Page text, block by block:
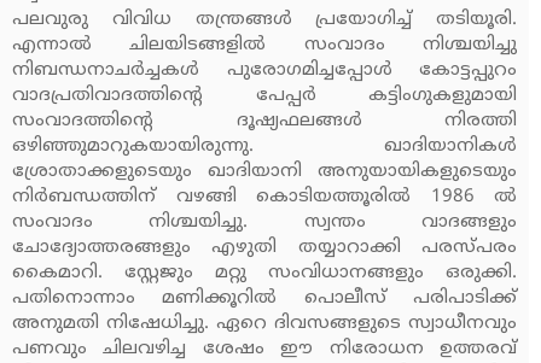
പലവുരു വിവിധ തന്ത്രങ്ങള്‍ പ്രയോഗിച്ച് തടിയൂരി.
എന്നാല്‍ ചിലയിടങ്ങളില്‍ സംവാദം നിശ്ചയിച്ചു
നിബന്ധനാചര്‍ച്ചകള്‍ പുരോഗമിച്ചപ്പോള്‍ കോട്ടപ്പുറം
വാദപ്രതിവാദത്തിന്റെ പേപ്പര്‍ കട്ടിംഗുകളുമായി
സംവാദത്തിന്റെ ദൂഷ്യഫലങ്ങള്‍ നിരത്തി
ഒഴിഞ്ഞുമാറുകയായിരുന്നു. ഖാദിയാനികള്‍
ശ്രോതാക്കളുടെയും ഖാദിയാനി അനുയായികളുടെയും
നിര്‍ബന്ധത്തിന് വഴങ്ങി കൊടിയത്തൂരില്‍ 1986 ല്‍
സംവാദം നിശ്ചയിച്ചു. സ്വന്തം വാദങ്ങളും
ചോദ്യോത്തരങ്ങളും എഴുതി തയ്യാറാക്കി പരസ്പരം
കൈമാറി. സ്റ്റേജും മറ്റു സംവിധാനങ്ങളും ഒരുക്കി.
പതിനൊന്നാം മണിക്കൂറില്‍ പൊലീസ് പരിപാടിക്ക്
അനുമതി നിഷേധിച്ചു. ഏറെ ദിവസങ്ങളുടെ സ്വാധീനവും
പണവും ചിലവഴിച്ച ശേഷം ഈ നിരോധന ഉത്തരവ്